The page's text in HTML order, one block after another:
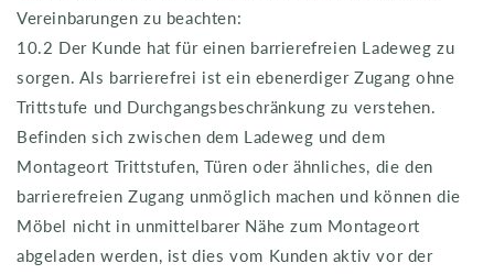
Vereinbarungen zu beachten:
10.2 Der Kunde hat für einen barrierefreien Ladeweg zu
sorgen. Als barrierefrei ist ein ebenerdiger Zugang ohne
Trittstufe und Durchgangsbeschränkung zu verstehen.
Befinden sich zwischen dem Ladeweg und dem
Montageort Trittstufen, Türen oder ähnliches, die den
barrierefreien Zugang unmöglich machen und können die
Möbel nicht in unmittelbarer Nähe zum Montageort
abgeladen werden, ist dies vom Kunden aktiv vor der